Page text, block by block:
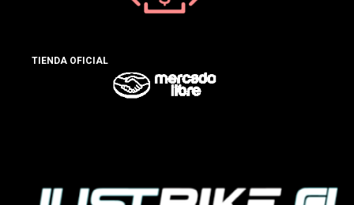
TIENDA OFICIAL